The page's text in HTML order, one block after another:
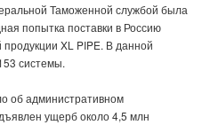
Таможенной службой была
попытка поставки в Россию
XL PIPE. В данной
системы.
об административном
ущерб около 4,5 млн